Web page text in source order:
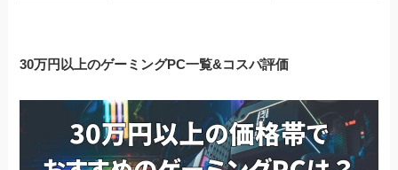
30万円以上のゲーミングPC一覧&コスパ評価